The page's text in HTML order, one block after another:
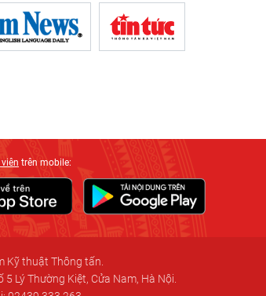
trên mobile:
Kỹ thuật Thông tấn.
5 Lý Thường Kiệt, Cửa Nam, Hà Nội.